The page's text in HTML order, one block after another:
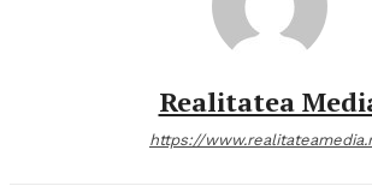
Realitatea
https://